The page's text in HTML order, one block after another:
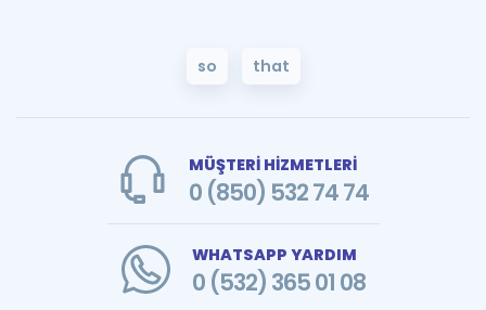
so that
MÜŞTERİ HİZMETLERİ
0 (850) 532 74 74
WHATSAPP YARDIM
0 (532) 365 01 08